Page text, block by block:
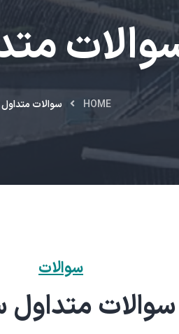
HOME سوالات متداول
سوالات
سوالات